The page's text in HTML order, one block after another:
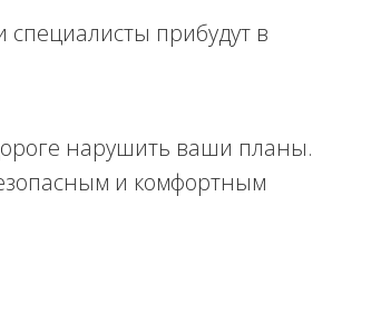
прибудут в
нарушить ваши планы.
и комфортным